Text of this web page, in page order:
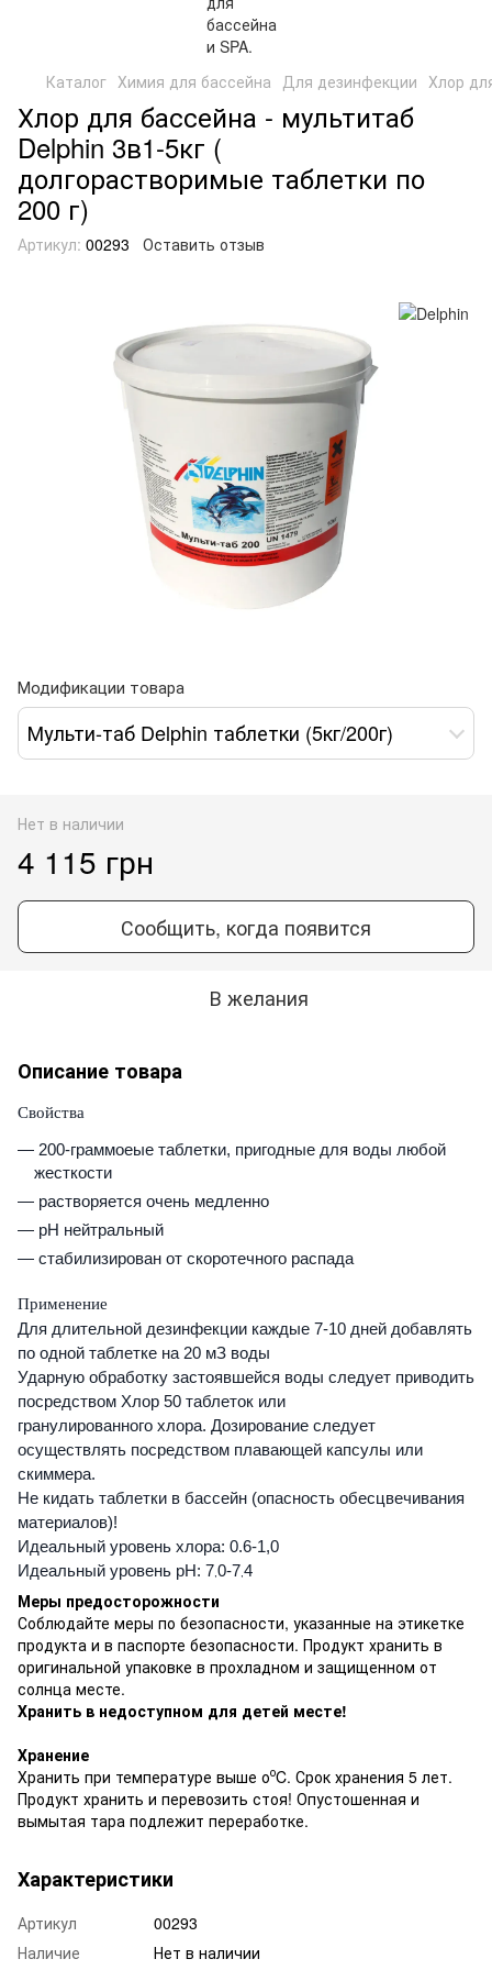
Каталог Химия для бассейна Для дезинфекции Хлор
Хлор для бассейна - мультитаб
Delphin 3в1-5кг (
долгорастворимые таблетки по
200 г)
Артикул: 00293 Оставить отзыв
Модификации товара
Мульти-таб Delphin таблетки (5кг/200г)
Нет в наличии
4 115 грн
Сообщить, когда появится
В желания
Описание товара
Свойства
200-граммоеые таблетки, пригодные для воды любой
жесткости
растворяется очень медленно
рН нейтральный
стабилизирован от скоротечного распада
Применение
Для длительной дезинфекции каждые 7-10 дней добавлять
по одной таблетке на 20 мЗ воды
Ударную обработку застоявшейся воды следует приводить
посредством Хлор 50 таблеток или
гранулированного хлора. Дозирование следует
осуществлять посредством плавающей капсулы или
скиммера.
Не кидать таблетки в бассейн (опасность обесцвечивания
материалов)!
Идеальный уровень хлора: 0.6-1,0
Идеальный уровень рН: 70-74
Меры предосторожности
Соблюдайте меры по безопасности, указанные на этикетке
продукта и в паспорте безопасности. Продукт хранить в
оригинальной упаковке в прохладном и защищенном от
солнца месте.
Хранить в недоступном для детей месте!
Хранение
Хранить при температуре выше ооC. Срок хранения 5 лет.
Продукт хранить и перевозить стоя! Опустошенная и
вымытая тара подлежит переработке.
Характеристики
Артикул
00293
Наличие
Нет в наличии